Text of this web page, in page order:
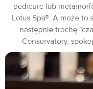
pedicure lub
Lotus Spa®. A może to
następnie trochę
Conservatory,